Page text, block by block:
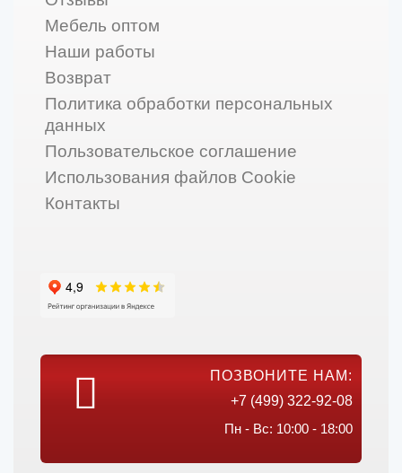
Мебель оптом
Наши работы
Возврат
Политика обработки персональных
данных
Пользовательское соглашение
Использования файлов Cookie
Контакты
ПОЗВОНИТЕ НАМ:
+7 (499) 322-92-08
Пн - Вс: 10:00 - 18:00